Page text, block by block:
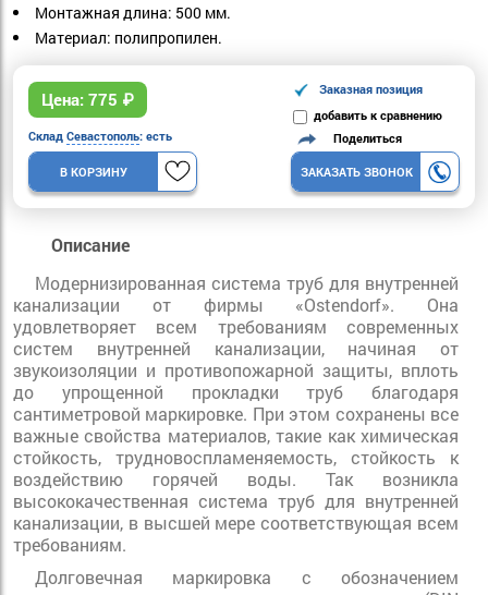
Монтажная длина: 500 мм.
Материал: полипропилен.
Цена: 775 ₽
Заказная позиция
добавить к сравнению
Склад Севастополь: есть
В КОРЗИНУ
Поделиться
ЗАКАЗАТЬ ЗВОНОК
Описание
Модернизированная система труб для внутренней
канализации от фирмы «Ostendorf». Она
удовлетворяет всем требованиям современных
систем внутренней канализации, начиная от
звукоизоляции и противопожарной защиты, вплоть
до упрощенной прокладки труб благодаря
сантиметровой маркировке. При этом сохранены все
важные свойства материалов, такие как химическая
стойкость, трудновоспламеняемость, стойкость к
воздействию горячей воды. Так возникла
высококачественная система труб для внутренней
канализации, в высшей мере соответствующая всем
требованиям.
Долговечная маркировка с обозначением